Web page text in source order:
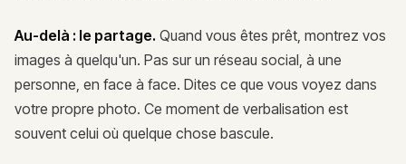
Au-delà : le partage. Quand vous êtes prêt, montrez vos
images à quelqu'un. Pas sur un réseau social, à une
personne, en face à face. Dites ce que vous voyez dans
votre propre photo. Ce moment de verbalisation est
souvent celui où quelque chose bascule.